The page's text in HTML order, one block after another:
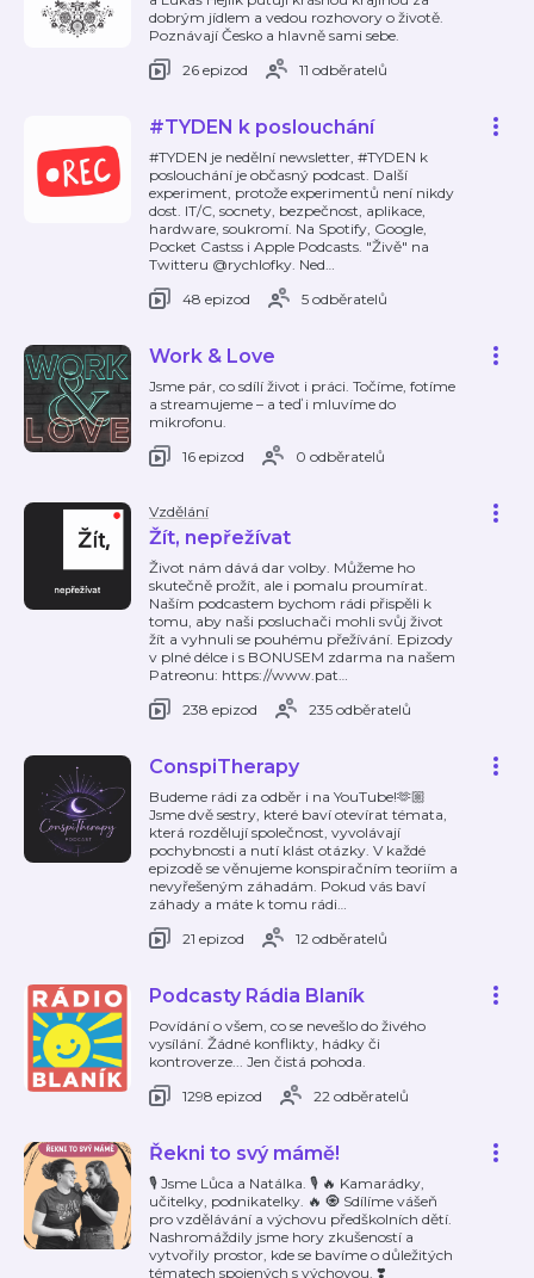
dobrým jídlem a vedou rozhovory o životě.
Poznávají Česko a hlavně sami sebe.
26 epizod
11 odběratelů
#TYDEN k poslouchání
#TYDEN je nedělní newsletter, #TYDEN k
poslouchání je občasný podcast. Další
experiment, protože experimentů není nikdy
dost. IT/C, socnety, bezpečnost, aplikace,
hardware, soukromí. Na Spotify, Google,
Pocket Castss i Apple Podcasts. "Živě" na
Twitteru @rychlofky. Ned…
48 epizod
5 odběratelů
Work & Love
Jsme pár, co sdílí život i práci. Točíme, fotíme
a streamujeme – a teď i mluvíme do
mikrofonu.
16 epizod
0 odběratelů
Vzdělání
Žít, nepřežívat
Život nám dává dar volby. Můžeme ho
skutečně prožít, ale i pomalu proumírat.
Naším podcastem bychom rádi přispěli k
tomu, aby naši posluchači mohli svůj život
žít a vyhnuli se pouhému přežívání. Epizody
v plné délce i s BONUSEM zdarma na našem
Patreonu: https://www.pat…
238 epizod
235 odběratelů
ConspiTherapy
Budeme rádi za odběr i na YouTube!🫶🏼
Jsme dvě sestry, které baví otevírat témata,
která rozdělují společnost, vyvolávají
pochybnosti a nutí klást otázky. V každé
epizodě se věnujeme konspiračním teoriím a
nevyřešeným záhadám. Pokud vás baví
záhady a máte k tomu rádi…
21 epizod
12 odběratelů
Podcasty Rádia Blaník
Povídání o všem, co se nevešlo do živého
vysílání. Žádné konflikty, hádky či
kontroverze... Jen čistá pohoda.
1298 epizod
22 odběratelů
Řekni to svý mámě!
🎙️ Jsme Lůca a Natálka. 🎙️ 🔥 Kamarádky,
učitelky, podnikatelky. 🔥 🧿 Sdílíme vášeň
pro vzdělávání a výchovu předškolních dětí.
Nashromáždily jsme hory zkušeností a
vytvořily prostor, kde se bavíme o důležitých
tématech spojených s výchovou. ❣️